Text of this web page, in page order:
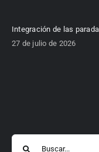
Integración de las
27 de julio de 2026